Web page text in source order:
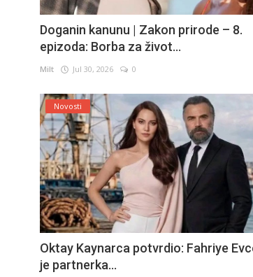
Doganin kanunu | Zakon prirode – 8.
epizoda: Borba za život...
Milt Jul 30, 2026 0
Novosti
Oktay Kaynarca potvrdio: Fahriye
je partnerka...